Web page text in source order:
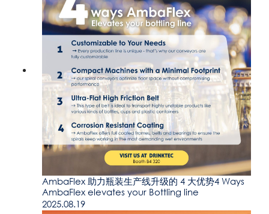
AmbaFlex 助力瓶装生产线升级的 4 大优势4 Ways
AmbaFlex elevates your Bottling line
2025.08.19